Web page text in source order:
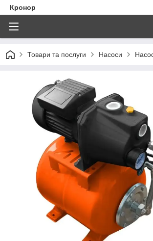
Кронор
Товари та послуги Насоси